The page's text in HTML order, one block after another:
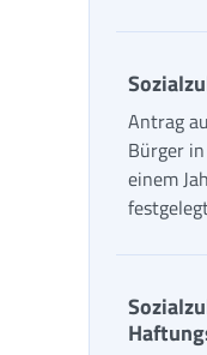
Antrag
Bürger
einem